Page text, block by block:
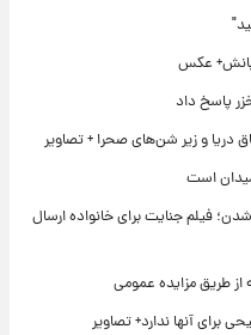
عکس
و زیر شن‌های صحرا + تصاویر
است
فیلم جنایت برای خانواده ارسال
از طریق مزایده عمومی